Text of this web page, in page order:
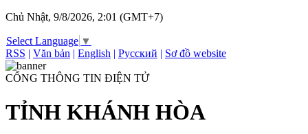
Chủ Nhật, 9/8/2026, 2:01 (GMT+7)
Select Language ▼
RSS | Văn bản | English | Русский | Sơ đồ website
CỔNG THÔNG TIN ĐIỆN TỬ
TỈNH KHÁNH HÒA